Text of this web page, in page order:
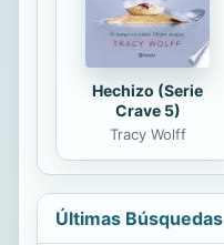
Hechizo (Serie
Crave 5)
Tracy Wolff
Últimas Búsquedas